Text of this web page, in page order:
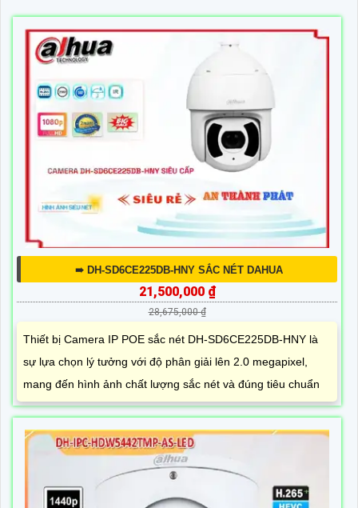
➠ DH-SD6CE225DB-HNY SẮC NÉT DAHUA
21,500,000 ₫
28,675,000 ₫
Thiết bị Camera IP POE sắc nét DH-SD6CE225DB-HNY là
sự lựa chọn lý tưởng với độ phân giải lên 2.0 megapixel,
mang đến hình ảnh chất lượng sắc nét và đúng tiêu chuẩn